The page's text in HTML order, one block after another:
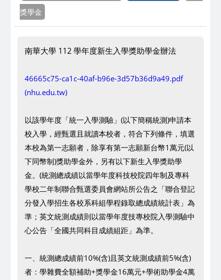
獎學金
南華大學 112 學年度新生入學獎助學金辦法
46665c75-ca1c-40af-b96e-3d57b36d9a49.pdf
(nhu.edu.tw)
以該學年度「統一入學測驗」(以下簡稱統測)申請本
校入學，經甄選且就讀本校者，符合下列條件，填選
本校為第一志願者，除享有第一志願新台幣1萬元(以
下同幣制)獎助學金外，另有以下新生入學獎助學
金。(統測總成績以當學年度科技校院四年制及專科
學校二年制聯合甄選委員會網站所公告之「聯合登記
分發入學招生各校系科組學程錄取總成績統計表」為
準；英文統測成績則以當學年度技專校院入學測驗中
心公告「全國共同科目成績組距」為準。
一、統測總成績前10%(含)且英文統測成績前5%(含)
者：學雜費全額補助+獎學金16萬元+學術助學金4萬